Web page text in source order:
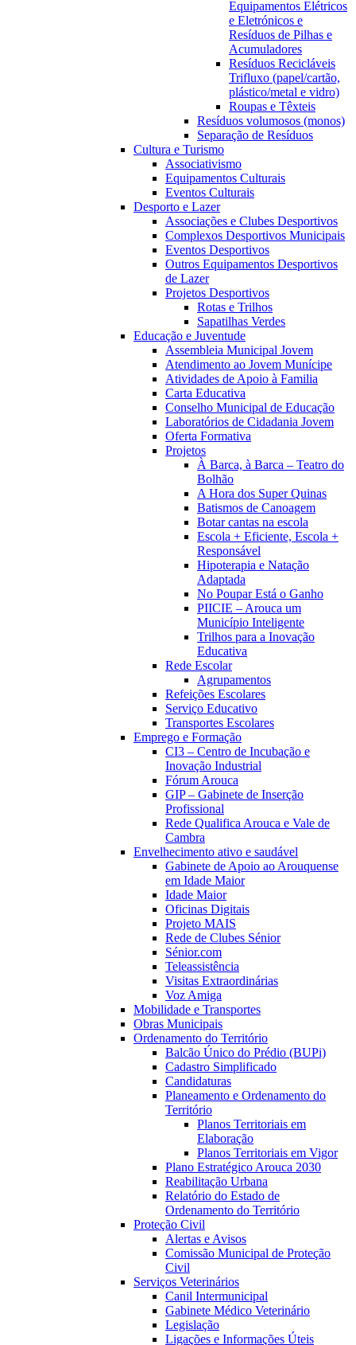
Equipamentos Elétricos
e Eletrónicos e
Resíduos de Pilhas e
Acumuladores
Resíduos Recicláveis
Trifluxo (papel/cartão,
plástico/metal e vidro)
Roupas e Têxteis
Resíduos volumosos (monos)
Separação de Resíduos
Cultura e Turismo
Associativismo
Equipamentos Culturais
Eventos Culturais
Desporto e Lazer
Associações e Clubes Desportivos
Complexos Desportivos Municipais
Eventos Desportivos
Outros Equipamentos Desportivos
de Lazer
Projetos Desportivos
Rotas e Trilhos
Sapatilhas Verdes
Educação e Juventude
Assembleia Municipal Jovem
Atendimento ao Jovem Munícipe
Atividades de Apoio à Familia
Carta Educativa
Conselho Municipal de Educação
Laboratórios de Cidadania Jovem
Oferta Formativa
Projetos
À Barca, à Barca – Teatro do
Bolhão
A Hora dos Super Quinas
Batismos de Canoagem
Botar cantas na escola
Escola + Eficiente, Escola +
Responsável
Hipoterapia e Natação
Adaptada
No Poupar Está o Ganho
PIICIE – Arouca um
Município Inteligente
Trilhos para a Inovação
Educativa
Rede Escolar
Agrupamentos
Refeições Escolares
Serviço Educativo
Transportes Escolares
Emprego e Formação
CI3 – Centro de Incubação e
Inovação Industrial
Fórum Arouca
GIP – Gabinete de Inserção
Profissional
Rede Qualifica Arouca e Vale de
Cambra
Envelhecimento ativo e saudável
Gabinete de Apoio ao Arouquense
em Idade Maior
Idade Maior
Oficinas Digitais
Projeto MAIS
Rede de Clubes Sénior
Sénior.com
Teleassistência
Visitas Extraordinárias
Voz Amiga
Mobilidade e Transportes
Obras Municipais
Ordenamento do Território
Balcão Único do Prédio (BUPi)
Cadastro Simplificado
Candidaturas
Planeamento e Ordenamento do
Território
Planos Territoriais em
Elaboração
Planos Territoriais em Vigor
Plano Estratégico Arouca 2030
Reabilitação Urbana
Relatório do Estado de
Ordenamento do Território
Proteção Civil
Alertas e Avisos
Comissão Municipal de Proteção
Civil
Serviços Veterinários
Canil Intermunicipal
Gabinete Médico Veterinário
Legislação
Ligações e Informações Úteis